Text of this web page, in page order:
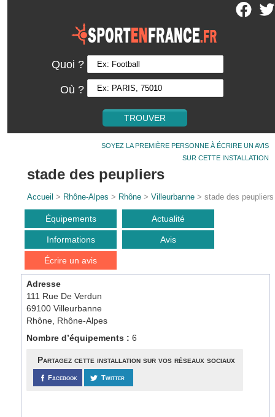
Quoi ?
Où ?
SOYEZ LA PREMIÈRE PERSONNE À ÉCRIRE UN AVIS
SUR CETTE INSTALLATION
stade des peupliers
Accueil > Rhône-Alpes > Rhône >Villeurbanne > stade des peupliers
Équipements Actualité
Informations Avis
Écrire un avis
Adresse
111 Rue De Verdun
69100 Villeurbanne
Rhône, Rhône-Alpes
Nombre d’équipements :6
Partagez cette installation sur vos réseaux sociaux
Facebook Twitter